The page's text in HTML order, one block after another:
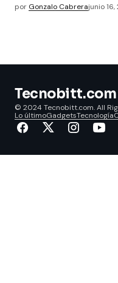
por Gonzalo Cabrerajunio
Tecnobitt.com
© 2024 Tecnobitt.com. All
Lo últimoGadgetsTecnología